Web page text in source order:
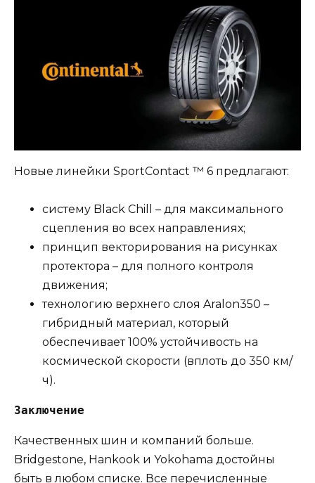
Новые линейки SportContact ™ 6 предлагают:
систему Black Chill – для максимального
сцепления во всех направлениях;
принцип векторирования на рисунках
протектора – для полного контроля
движения;
технологию верхнего слоя Aralon350 –
гибридный материал, который
обеспечивает 100% устойчивость на
космической скорости (вплоть до 350 км/
ч).
Заключение
Качественных шин и компаний больше.
Bridgestone, Hankook и Yokohama достойны
быть в любом списке. Все перечисленные